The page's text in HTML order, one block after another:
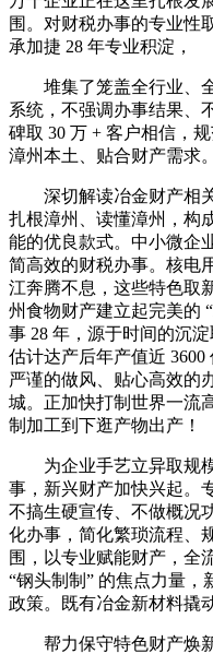
围。对财税办事的专业性
承加捷 28 年专业积淀，
堆集了笼盖全行业、全
系统，不强调办事结果、
碑取 30 万 + 客户相信，
漳州本土、贴合财产需求。
深切解读冶金财产相关
扎根漳州、读懂漳州，构
能的优良款式。中小微企
简高效的财税办事。核电
江奔腾不息，这些特色取
州食物财产建立起完美的
事 28 年，源于时间的沉
估计达产后年产值近
严谨的做风、贴心高效的
城。正加快打制世界一流
制加工到下逛产物出产！
为企业手艺立异取规模
事，新兴财产加快兴起。
不搞生硬宣传、不做概况
化办事，简化繁琐流程、
围，以专业赋能财产，全
“钢头制制” 的焦点力量，
政策。既有冶金新材料撬
帮力保守特色财产焕新